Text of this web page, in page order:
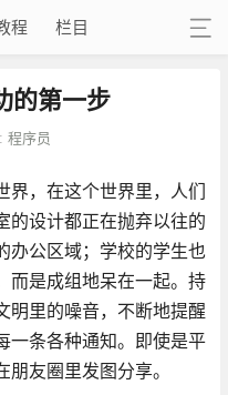
程 栏目
的第一步
程序员
界，在这个世界里，人们
的设计都正在抛弃以往的
办公区域；学校的学生也
而是成组地呆在一起。持
明里的噪音，不断地提醒
一条各种通知。即使是平
友圈里发图分享。